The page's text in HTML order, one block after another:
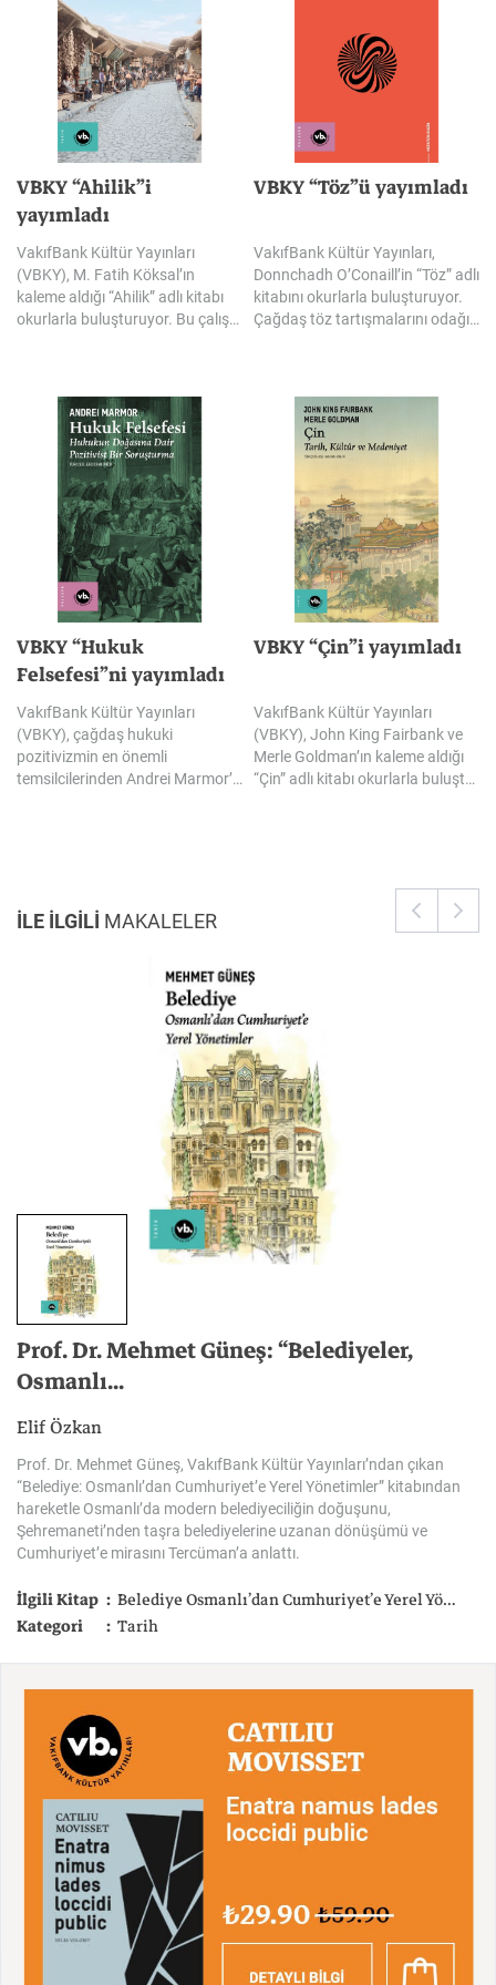
VBKY “Ahilik”i
yayımladı
VakıfBank Kültür Yayınları
(VBKY), M. Fatih Köksal’ın
kaleme aldığı “Ahilik” adlı kitabı
okurlarla buluşturuyor. Bu çalışma, Ahilik’i efsanelerin ve tekrar edilen kabullerin ötesine taşıyarak tarihî kaynaklar ışığında yeniden ele alıyor. Ahilik’in yalnızca geçmişte kalmış bir teşkilat değil; İslami ve tasavvufi kaynaklardan beslenen, dürüstlüğü, adaleti, liyakati, paylaşmayı ve insanı merkeze alan değerleriyle çağları aşan bir ahlak ve hayat anlayışı olduğunu gözler önüne seriyor.
VBKY“Töz”üyayımladı
VakıfBank Kültür Yayınları,
Donnchadh O’Conaill’in “Töz” adlı
kitabını okurlarla buluşturuyor.
Çağdaş töz tartışmalarını odağına alan eser, töz kavramını ontolojinin temel kategorilerinden biri olarak ele alırken, metafizik sistemlerdeki yerini ve bir varlığın hangi ölçütlerle töz olarak nitelendirilebileceğini inceliyor. Kitap ayrıca, tözlerin varlığına ilişkin farklı argümanları ve hangi varlıkların töz olarak kabul edilebileceğine dair felsefi yaklaşımları bir araya getiriyor.
VBKY “Hukuk
Felsefesi”ni yayımladı
VakıfBank Kültür Yayınları
(VBKY), çağdaş hukuki
pozitivizmin en önemli
temsilcilerinden Andrei Marmor’un kaleme aldığı “Hukuk Felsefesi” adlı kitabı okurlarla buluşturuyor. Bu kapsamlı çalışma hukuk felsefesinin temel tartışmalarına odaklanıyor; pozitivist gelenekle eleştirel bir diyaloğa girerek geçerlilik, normatiflik, yorum ve hukuk dili etrafındaki meseleleri yoğun fakat anlaşılır bir üslupla ele alıyor.
VBKY“Çin”iyayımladı
VakıfBank Kültür Yayınları
(VBKY), John King Fairbank ve
Merle Goldman’ın kaleme aldığı
“Çin” adlı kitabı okurlarla buluşturuyor. Bu kapsamlı çalışma Çin’in yükselişini tarihsel derinliğiyle kavramak isteyenler için güçlü ve ufuk açıcı bir rehber olma özelliği taşıyor.
İLE İLGİLİ MAKALELER
Prof. Dr. Mehmet Güneş: “Belediyeler,
Osmanlı...
Elif Özkan
Prof. Dr. Mehmet Güneş, VakıfBank Kültür Yayınları’ndan çıkan
“Belediye: Osmanlı’dan Cumhuriyet’e Yerel Yönetimler” kitabından
hareketle Osmanlı’da modern belediyeciliğin doğuşunu,
Şehremaneti’nden taşra belediyelerine uzanan dönüşümü ve
Cumhuriyet’e mirasını Tercüman’a anlattı.
İlgili Kitap
Belediye Osmanlı’dan Cumhuriyet’e Yerel Yönetimler
Kategori
Tarih